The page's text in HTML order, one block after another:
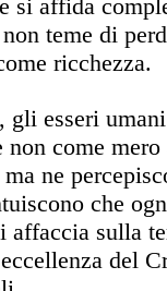
si affida
teme di
ricchezza.
gli esseri
non come mero
ne
che
affaccia sulla
del